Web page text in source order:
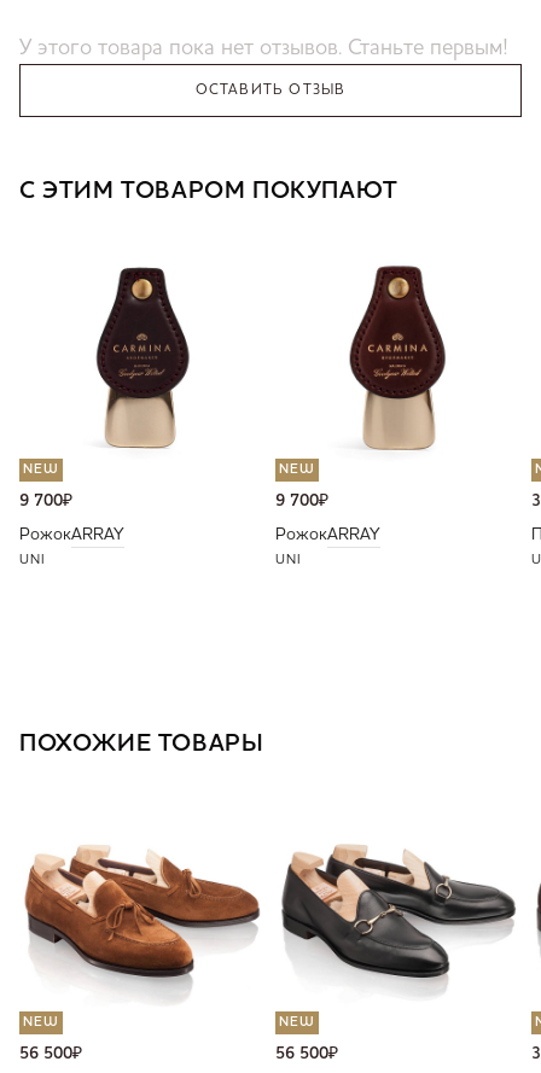
У этого товара пока нет отзывов. Станьте первым!
ОСТАВИТЬ ОТЗЫВ
С ЭТИМ ТОВАРОМ ПОКУПАЮТ
NEW
9 700₽
РожокARRAY
UNI
NEW
9 700₽
РожокARRAY
UNI
ПОХОЖИЕ ТОВАРЫ
NEW
56 500₽
NEW
56 500₽